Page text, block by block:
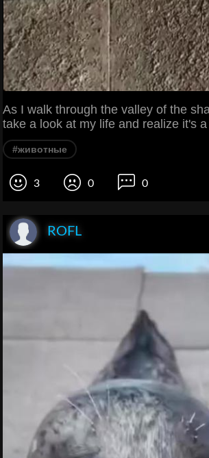
As I walk through the valley of the
take a look at my life and realize it's
#животные
3 0 0
ROFL